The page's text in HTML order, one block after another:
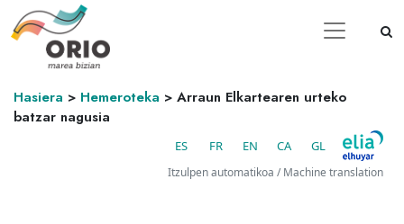
Hasiera > Hemeroteka > Arraun Elkartearen urteko
batzar nagusia
ES FR EN CA GL
Itzulpen automatikoa / Machine translation